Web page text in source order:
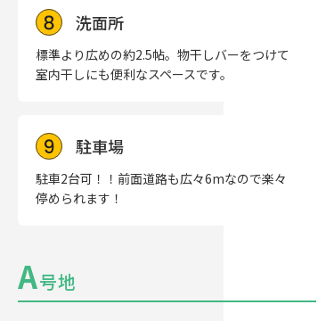
洗面所
標準より広めの約2.5帖。物干しバーをつけて
室内干しにも便利なスペースです。
駐車場
駐車2台可！！前面道路も広々6mなので楽々
停められます！
A号地